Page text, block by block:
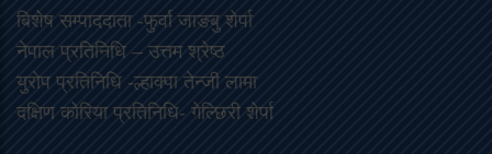
‍बिशेष सम्पाददाता -फुर्वा जा‌ङबु शेर्पा
नेपाल प्रतिनिधि – उत्तम श्रेष्ठ
युरोप प्रतिनिधि -ल्हाक्पा तेन्जी लामा
दक्षिण कोरिया प्रतिनिधि- गेल्छिरी शेर्पा